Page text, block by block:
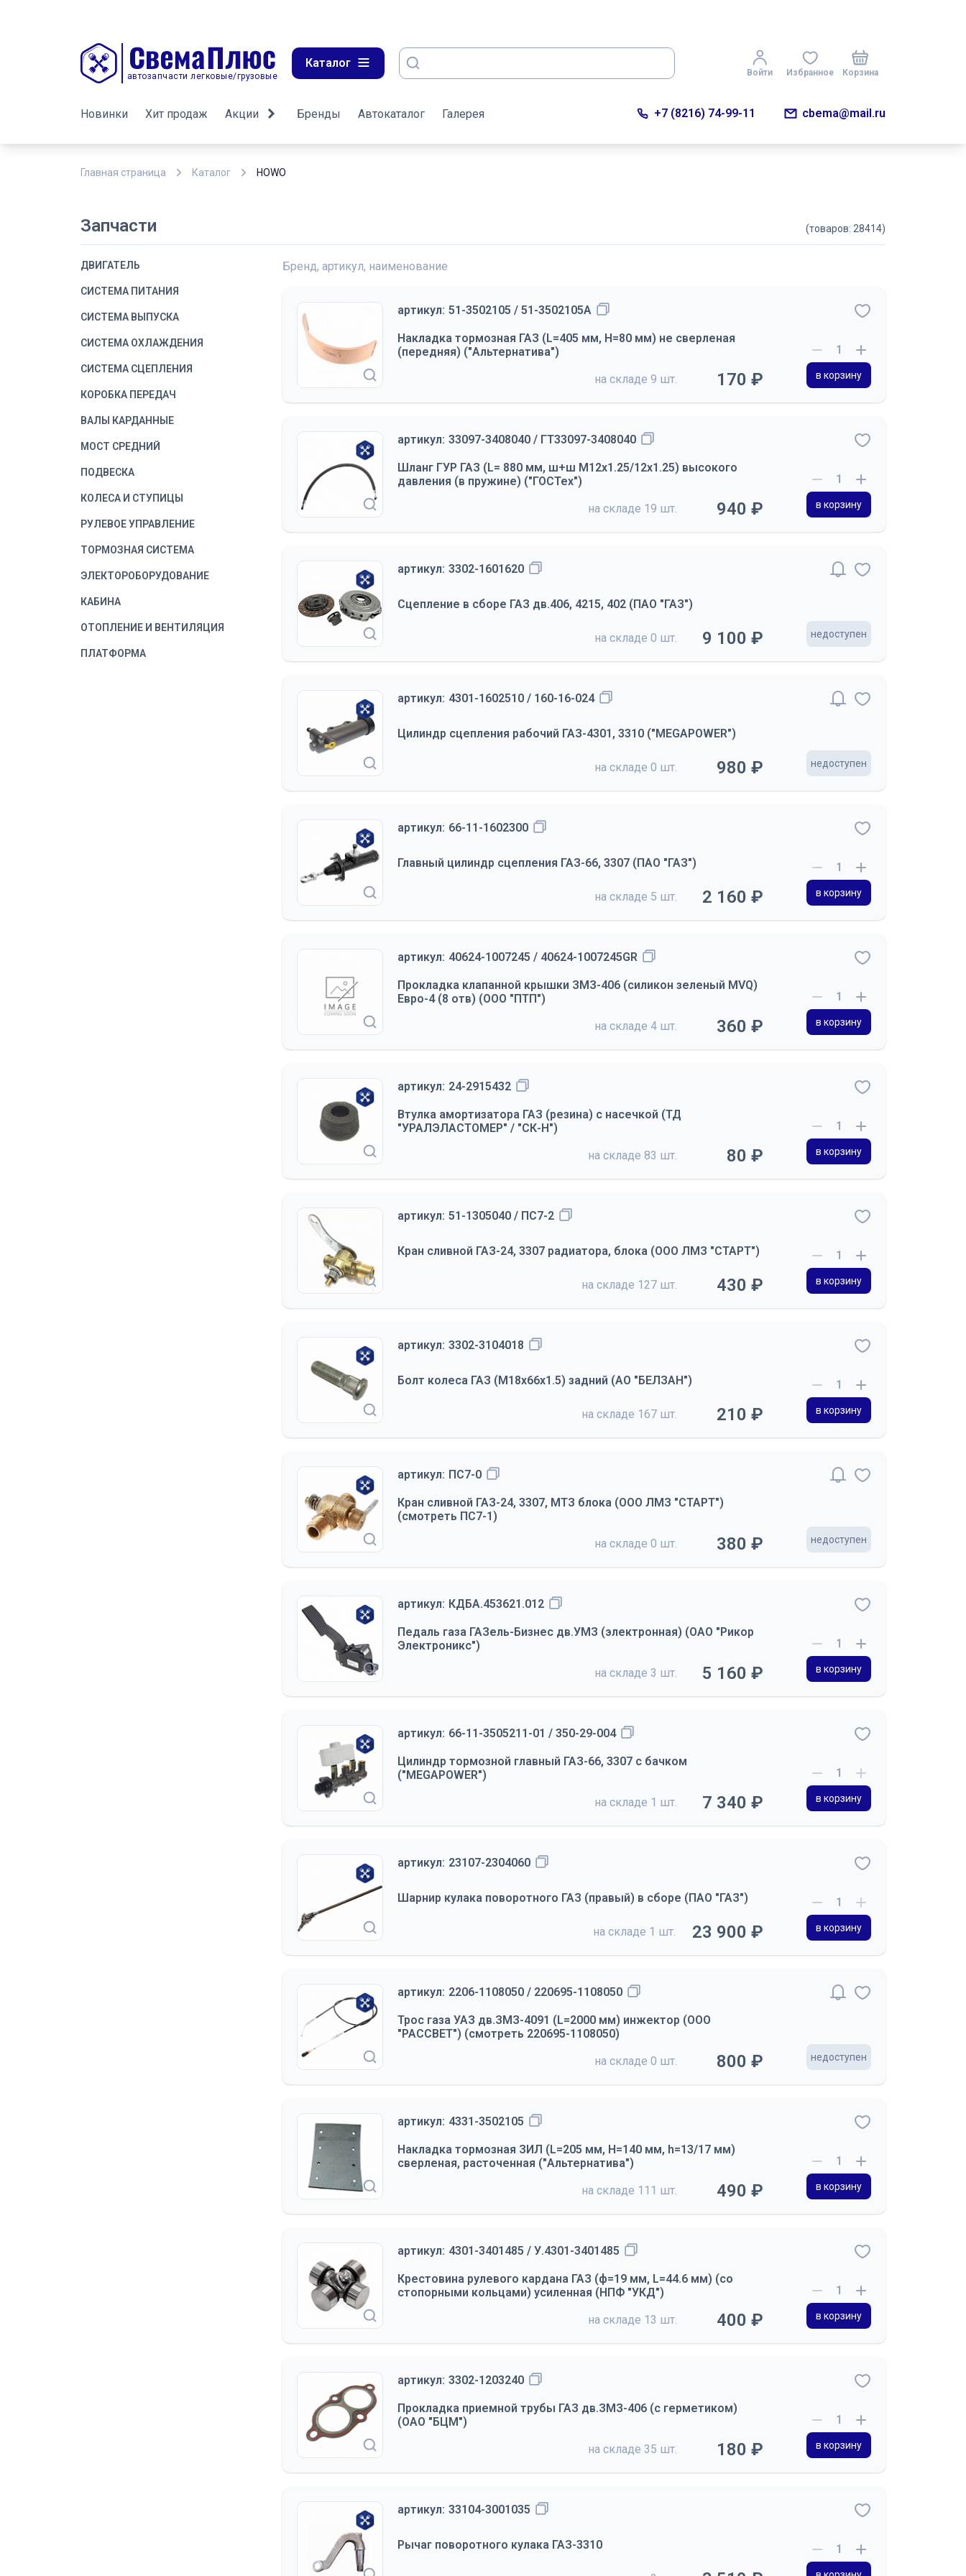
автозапчасти легковые/грузовые
Каталог
Войти Избранное Корзина
Новинки Хит продаж Акции Бренды Автокаталог Галерея +7 (8216) 74-99-11 cbema@mail.ru
Главная страница Каталог HOWO
Запчасти (товаров: 28414)
ДВИГАТЕЛЬ
СИСТЕМА ПИТАНИЯ
СИСТЕМА ВЫПУСКА
СИСТЕМА ОХЛАЖДЕНИЯ
СИСТЕМА СЦЕПЛЕНИЯ
КОРОБКА ПЕРЕДАЧ
ВАЛЫ КАРДАННЫЕ
МОСТ СРЕДНИЙ
ПОДВЕСКА
КОЛЕСА И СТУПИЦЫ
РУЛЕВОЕ УПРАВЛЕНИЕ
ТОРМОЗНАЯ СИСТЕМА
ЭЛЕКТОРОБОРУДОВАНИЕ
КАБИНА
ОТОПЛЕНИЕ И ВЕНТИЛЯЦИЯ
ПЛАТФОРМА
Бренд, артикул, наименование
артикул: 51-3502105 / 51-3502105А
Накладка тормозная ГАЗ (L=405 мм, Н=80 мм) не сверленая
(передняя) ("Альтернатива")
на складе 9 шт. 170 ₽ в корзину
артикул: 33097-3408040 / ГТ33097-3408040
Шланг ГУР ГАЗ (L= 880 мм, ш+ш М12х1.25/12х1.25) высокого
давления (в пружине) ("ГОСТех")
на складе 19 шт. 940 ₽ в корзину
артикул: 3302-1601620
Сцепление в сборе ГАЗ дв.406, 4215, 402 (ПАО "ГАЗ")
на складе 0 шт. 9 100 ₽ недоступен
артикул: 4301-1602510 / 160-16-024
Цилиндр сцепления рабочий ГАЗ-4301, 3310 ("MEGAPOWER")
на складе 0 шт. 980 ₽ недоступен
артикул: 66-11-1602300
Главный цилиндр сцепления ГАЗ-66, 3307 (ПАО "ГАЗ")
на складе 5 шт. 2 160 ₽ в корзину
артикул: 40624-1007245 / 40624-1007245GR
Прокладка клапанной крышки ЗМЗ-406 (силикон зеленый MVQ)
Евро-4 (8 отв) (ООО "ПТП")
на складе 4 шт. 360 ₽ в корзину
артикул: 24-2915432
Втулка амортизатора ГАЗ (резина) с насечкой (ТД
"УРАЛЭЛАСТОМЕР" / "СК-Н")
на складе 83 шт. 80 ₽ в корзину
артикул: 51-1305040 / ПС7-2
Кран сливной ГАЗ-24, 3307 радиатора, блока (ООО ЛМЗ "СТАРТ")
на складе 127 шт. 430 ₽ в корзину
артикул: 3302-3104018
Болт колеса ГАЗ (М18х66х1.5) задний (АО "БЕЛЗАН")
на складе 167 шт. 210 ₽ в корзину
артикул: ПС7-0
Кран сливной ГАЗ-24, 3307, МТЗ блока (ООО ЛМЗ "СТАРТ")
(смотреть ПС7-1)
на складе 0 шт. 380 ₽ недоступен
артикул: КДБА.453621.012
Педаль газа ГАЗель-Бизнес дв.УМЗ (электронная) (ОАО "Рикор
Электроникс")
на складе 3 шт. 5 160 ₽ в корзину
артикул: 66-11-3505211-01 / 350-29-004
Цилиндр тормозной главный ГАЗ-66, 3307 с бачком
("MEGAPOWER")
на складе 1 шт. 7 340 ₽ в корзину
артикул: 23107-2304060
Шарнир кулака поворотного ГАЗ (правый) в сборе (ПАО "ГАЗ")
на складе 1 шт. 23 900 ₽ в корзину
артикул: 2206-1108050 / 220695-1108050
Трос газа УАЗ дв.ЗМЗ-4091 (L=2000 мм) инжектор (ООО
"РАССВЕТ") (смотреть 220695-1108050)
на складе 0 шт. 800 ₽ недоступен
артикул: 4331-3502105
Накладка тормозная ЗИЛ (L=205 мм, H=140 мм, h=13/17 мм)
сверленая, расточенная ("Альтернатива")
на складе 111 шт. 490 ₽ в корзину
артикул: 4301-3401485 / У.4301-3401485
Крестовина рулевого кардана ГАЗ (ф=19 мм, L=44.6 мм) (со
стопорными кольцами) усиленная (НПФ "УКД")
на складе 13 шт. 400 ₽ в корзину
артикул: 3302-1203240
Прокладка приемной трубы ГАЗ дв.ЗМЗ-406 (с герметиком)
(ОАО "БЦМ")
на складе 35 шт. 180 ₽ в корзину
артикул: 33104-3001035
Рычаг поворотного кулака ГАЗ-3310